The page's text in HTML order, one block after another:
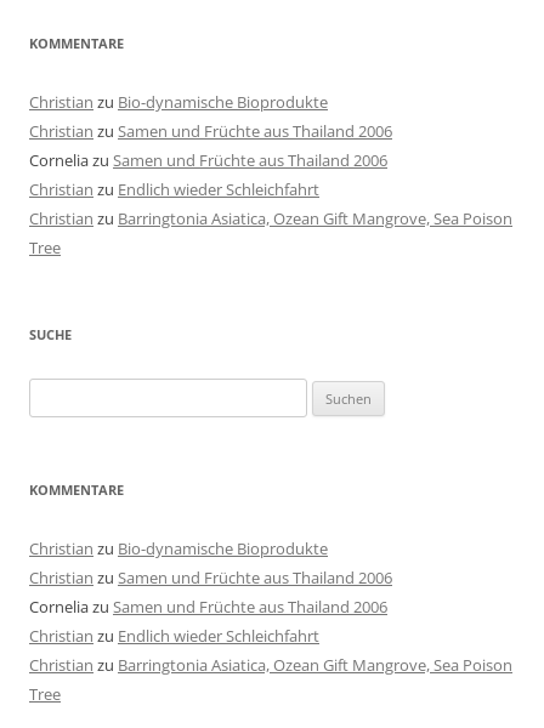
KOMMENTARE
Christian zu Bio-dynamische Bioprodukte
Christian zu Samen und Früchte aus Thailand 2006
Corneliazu Samen und Früchte aus Thailand 2006
Christian zu Endlich wieder Schleichfahrt
Christian zu Barringtonia Asiatica, Ozean Gift Mangrove, Sea Poison
Tree
SUCHE
nach:
KOMMENTARE
Christian zu Bio-dynamische Bioprodukte
Christian zu Samen und Früchte aus Thailand 2006
Corneliazu Samen und Früchte aus Thailand 2006
Christian zu Endlich wieder Schleichfahrt
Christian zu Barringtonia Asiatica, Ozean Gift Mangrove, Sea Poison
Tree